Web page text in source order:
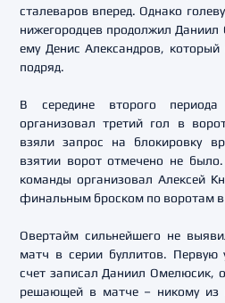
сталеваров вперед. Однако
нижегородцев продолжил
ему Денис Александров,
подряд.
В середине второго
организовал третий гол в
взяли запрос на блокировку
взятии ворот отмечено не
команды организовал Алексей
финальным броском по воротам в
Овертайм сильнейшего не
матч в серии буллитов. Первую
счет записал Даниил Омелюсик,
решающей в матче – никому из